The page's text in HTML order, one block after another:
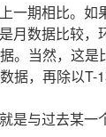
一期相比。如
月数据比较，
。当然，这是
据，再除以T-
是与过去某一